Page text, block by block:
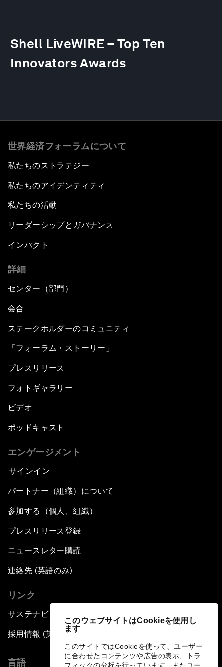
このウェブサイトはCookieを使用し
ます
このサイトではCookieを使って、ユーザー
に合わせたコンテンツや広告の表示、トラ
フィックの分析を行っています。またユー
Shell LiveWIRE – Top Ten
Innovators Awards
世界経済フォーラムについて
私たちのストラテジー
私たちのアイデンティティ
私たちの活動
リーダーシップとガバナンス
インパクト
詳細
センター（部門）
会合
ステークホルダーのコミュニティ
「フォーラム・ストーリー」
プレスリリース
フォトギャラリー
ビデオ
ポッドキャスト
エンゲージメント
サインイン
パートナー（組織）について
参加する（個人、組織）
プレスリリース登録
ニュースレター購読
連絡先 (英語のみ)
リンク
サステナビリティへの取り組み
採用情報 (英語のみ)
言語